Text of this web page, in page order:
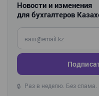
Новости и изменения
для бухгалтеров
Введите ваш e-mail
🔒 Раз в неделю. Без спама.